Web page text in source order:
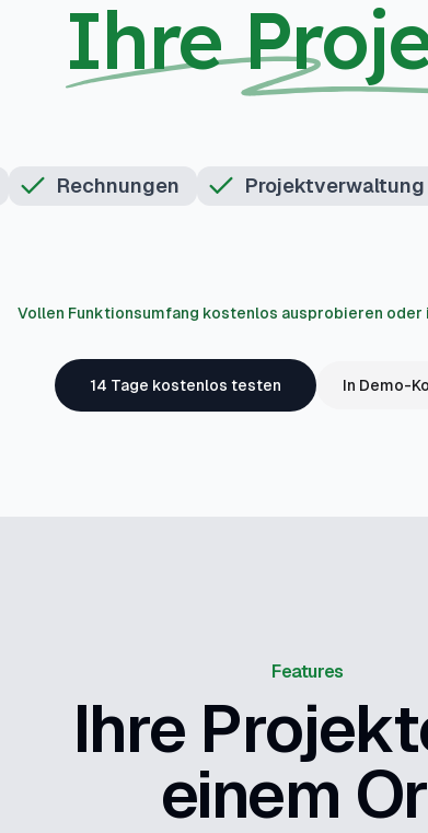
Ihre
Rechnungen Projektverwaltung
Vollen Funktionsumfang kostenlos ausprobieren
14 Tage kostenlos testen In Demo-
Features
Ihre
einem